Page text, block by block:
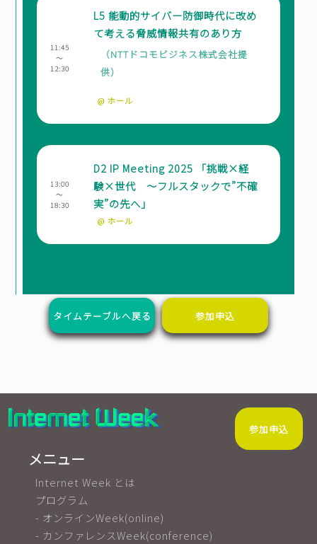
11:45
～
12:30
L5 能動的サイバー防御時代に改め
て考える脅威情報共有のあり方
（NTTドコモビジネス株式会社提
供）
@ ホール
13:00
～
18:30
D2 IP Meeting 2025 「挑戦×経
験×世代 ～フルスタックで”不確
実”の先へ」
@ ホール
タイムテーブルへ戻る 参加申込
メニュー
Internet Week とは
プログラム
- オンラインWeek(online)
- カンファレンスWeek(conference)
参加申込